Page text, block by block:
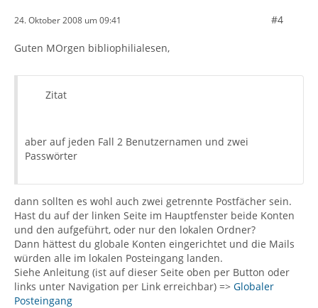
24. Oktober 2008 um 09:41 #4
Guten MOrgen bibliophilialesen,
Zitat
aber auf jeden Fall 2 Benutzernamen und zwei
Passwörter
dann sollten es wohl auch zwei getrennte Postfächer sein.
Hast du auf der linken Seite im Hauptfenster beide Konten
und den aufgeführt, oder nur den lokalen Ordner?
Dann hättest du globale Konten eingerichtet und die Mails
würden alle im lokalen Posteingang landen.
Siehe Anleitung (ist auf dieser Seite oben per Button oder
links unter Navigation per Link erreichbar) => Globaler
Posteingang